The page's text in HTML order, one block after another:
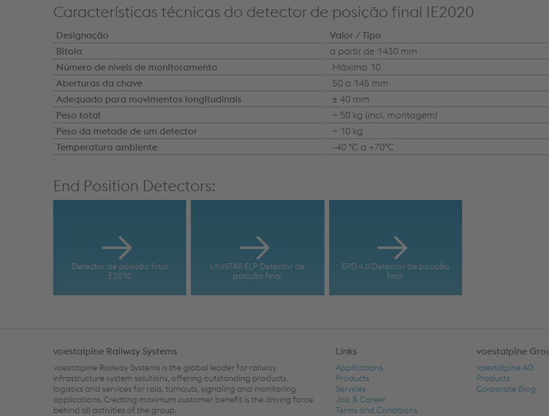
Características técnicas do detector de posição final IE2020
Designação
Valor / Tipo
Bitola
a partir de 1430 mm
Número de níveis de monitoramento
Máximo 10
Aberturas da chave
50 a 145 mm
Adequado para movimentos longitudinais
± 40 mm
Peso total
~ 50 kg (incl. montagem)
Peso da metade de um detector
~ 10 kg
Temperatura ambiente
-40 °C a +70°C
End Position Detectors:
Detector de posição final
E2010
UNISTAR ELP Detector de
posição final
EPD 4.0 Detector de posição
final
voestalpine Railway Systems
voestalpine Railway Systems is the global leader for railway
infrastructure system solutions, offering outstanding products,
logistics and services for rails, turnouts, signaling and monitoring
applications. Creating maximum customer benefit is the driving force
behind all activities of the group.
Links
Applications
Products
Services
Job & Career
Terms and Conditions
voestalpine
voestalpine AG
Products
Corporate Blog